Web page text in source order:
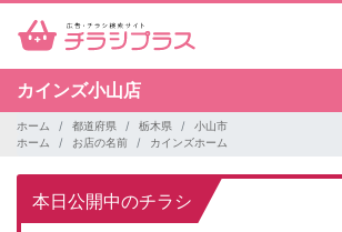
カインズ小山店
ホーム 都道府県 栃木県
小山市
ホーム
お店の名前 カインズホーム
本日公開中のチラシ